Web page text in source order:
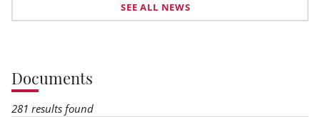
SEE ALL NEWS
Documents
281 results found